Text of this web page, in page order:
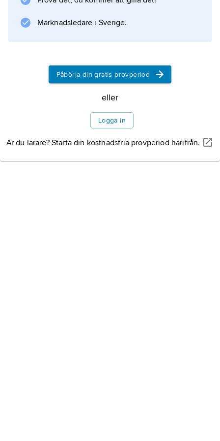
).
Historia
Information om artikeln
Marknadsledare i Sverige.
Påbörja din gratis provperiod
eller
Logga in
Är du lärare? Starta din kostnadsfria provperiod härifrån.